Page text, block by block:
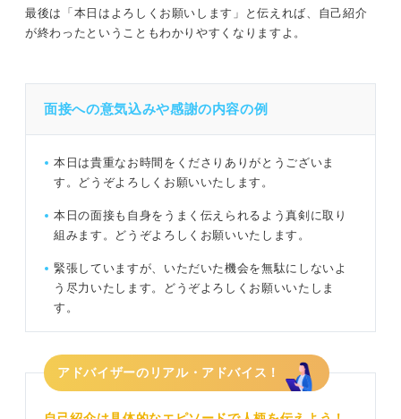
最後は「本日はよろしくお願いします」と伝えれば、自己紹介
が終わったということもわかりやすくなりますよ。
面接への意気込みや感謝の内容の例
本日は貴重なお時間をくださりありがとうございま
す。どうぞよろしくお願いいたします。
本日の面接も自身をうまく伝えられるよう真剣に取り
組みます。どうぞよろしくお願いいたします。
緊張していますが、いただいた機会を無駄にしないよ
う尽力いたします。どうぞよろしくお願いいたしま
す。
アドバイザーのリアル・アドバイス！